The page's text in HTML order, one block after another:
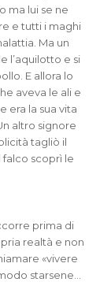
ma lui se ne
e tutti i maghi
Ma un
l’aquilotto e si
E allora lo
aveva le ali e
era la sua vita
altro signore
tagliò il
falco scoprì le
prima di
realtà e non
«vivere
starsene…